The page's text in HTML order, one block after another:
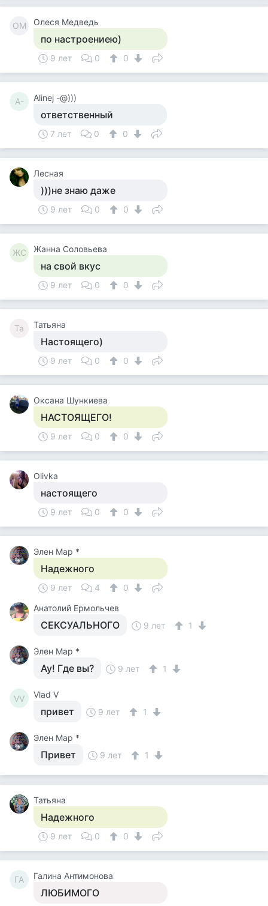
ОМ Олеся Медведь
по настроениею)
9 лет 0 0
A- Alinej -@)))
ответственный
7 лет 0 0
Лесная
)))не знаю даже
9 лет 0 0
ЖС Жанна Соловьева
на свой вкус
9 лет 0 0
Та Татьяна
Настоящего)
9 лет 0 0
Оксана Шункиева
НАСТОЯЩЕГО!
9 лет 0 0
Olivka
настоящего
9 лет 0 0
Элен Мар *
Надежного
9 лет 4
0
Анатолий Ермольчев
СЕКСУАЛЬНОГО 9 лет 1
Элен Мар *
Ау! Где вы? 9 лет 1
VV Vlad V
привет 9 лет 1
Элен Мар *
Привет 9 лет 1
Татьяна
Надежного
9 лет 0 0
ГА Галина Антимонова
ЛЮБИМОГО